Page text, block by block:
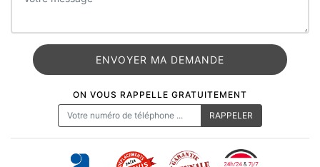
ON VOUS RAPPELLE GRATUITEMENT